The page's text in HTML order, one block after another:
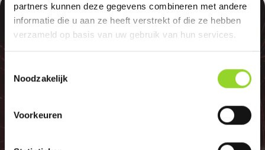
partners kunnen deze gegevens combineren met andere
informatie die u aan ze heeft verstrekt of die ze hebben
verzameld op basis van uw gebruik van hun services.
Noodzakelijk
Voorkeuren
100%
GELD TERUG